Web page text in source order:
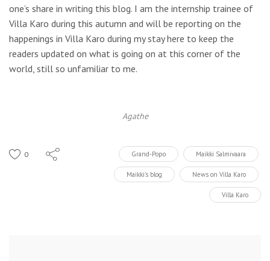
one’s share in writing this blog. I am the internship trainee of
Villa Karo during this autumn and will be reporting on the
happenings in Villa Karo during my stay here to keep the
readers updated on what is going on at this corner of the
world, still so unfamiliar to me.
Agathe
0 Grand-Popo Maikki Salmivaara
Maikki's blog News on Villa Karo
Villa Karo